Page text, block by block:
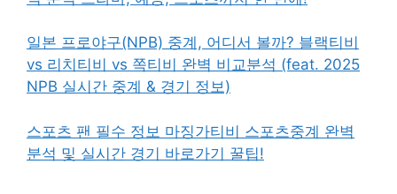
일본 프로야구(NPB) 중계, 어디서 볼까? 블랙티비
vs 리치티비 vs 쪽티비 완벽 비교분석 (feat. 2025
NPB 실시간 중계 & 경기 정보)
스포츠 팬 필수 정보 마징가티비 스포츠중계 완벽
분석 및 실시간 경기 바로가기 꿀팁!